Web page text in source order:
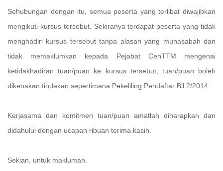
Sehubungan dengan itu, semua peserta yang terlibat diwajibkan
mengikuti kursus tersebut. Sekiranya terdapat peserta yang tidak
menghadiri kursus tersebut tanpa alasan yang munasabah dan
tidak memaklumkan kepada Pejabat CenTTM mengenai
ketidakhadiran tuan/puan ke kursus tersebut, tuan/puan boleh
dikenakan tindakan sepertimana Pekeliling Pendaftar Bil.2/2014.
Kerjasama dan komitmen tuan/puan amatlah diharapkan dan
didahului dengan ucapan ribuan terima kasih.
Sekian, untuk makluman.